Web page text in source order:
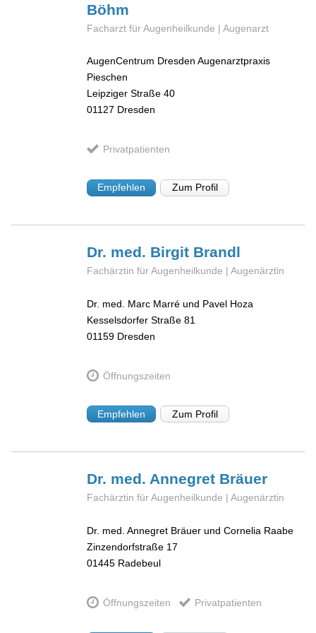
Böhm
Facharzt für Augenheilkunde | Augenarzt
AugenCentrum Dresden Augenarztpraxis
Pieschen
Leipziger Straße 40
01127 Dresden
Privatpatienten
Empfehlen Zum Profil
Dr. med. Birgit Brandl
Fachärztin für Augenheilkunde | Augenärztin
Dr. med. Marc Marré und Pavel Hoza
Kesselsdorfer Straße 81
01159 Dresden
Öffnungszeiten
Empfehlen Zum Profil
Dr. med. Annegret Bräuer
Fachärztin für Augenheilkunde | Augenärztin
Dr. med. Annegret Bräuer und Cornelia Raabe
Zinzendorfstraße 17
01445 Radebeul
Öffnungszeiten Privatpatienten